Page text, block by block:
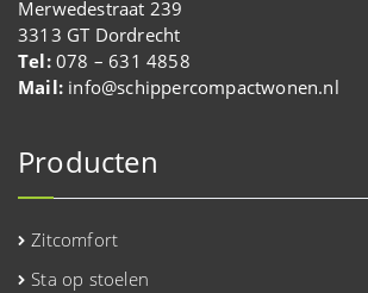
Merwedestraat 239
3313 GT Dordrecht
Tel:078 – 631 4858
Mail: info@schippercompactwonen.nl
Producten
Zitcomfort
Sta op stoelen